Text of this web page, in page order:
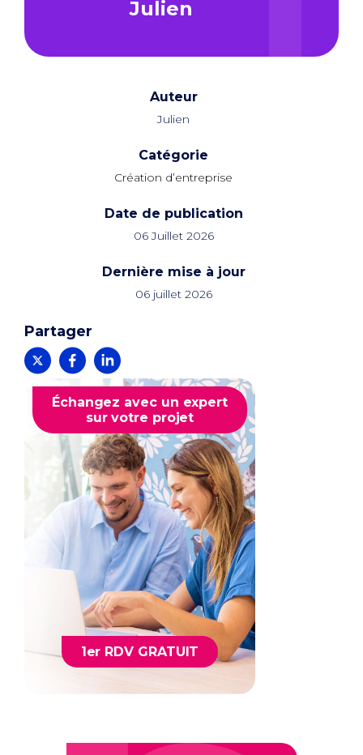
Julien
Auteur
Julien
Catégorie
Création d’entreprise
Date de publication
06 Juillet 2026
Dernière mise à jour
06 juillet 2026
Partager
Échangez avec un expert
sur votre projet
1er RDV GRATUIT